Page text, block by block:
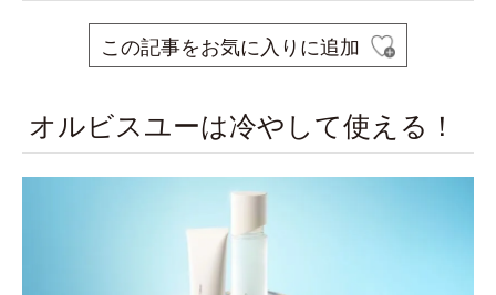
この記事をお気に入りに追加
オルビスユーは冷やして使える！